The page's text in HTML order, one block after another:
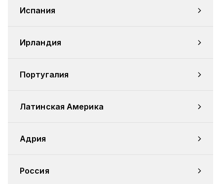
Испания
Ирландия
Португалия
Латинская Америка
Адрия
Россия